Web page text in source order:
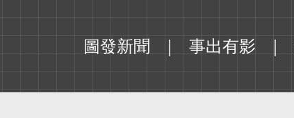
圖發新聞 事出有影